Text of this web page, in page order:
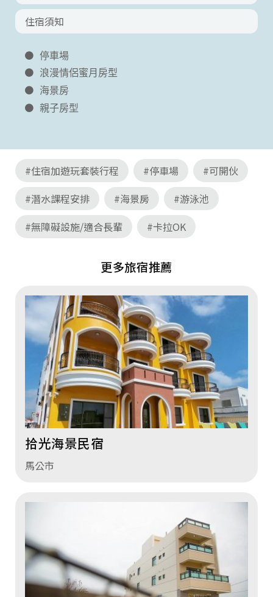
住宿須知
停車場
浪漫情侶蜜月房型
海景房
親子房型
#住宿加遊玩套裝行程 #停車場
#可開伙
#潛水課程安排
#海景房
#游泳池
#無障礙設施/適合長輩
#卡拉OK
更多旅宿推薦
拾光海景民宿
馬公市